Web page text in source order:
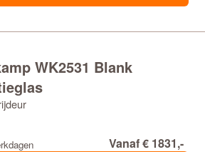
WK2531 Blank
Vanaf € 1831,-